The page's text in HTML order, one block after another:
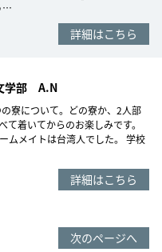
…
詳細はこちら
学部 A.N
寮について。どの寮か、2人部
て着いてからのお楽しみです。
ムメイトは台湾人でした。 学校
詳細はこちら
次のページへ